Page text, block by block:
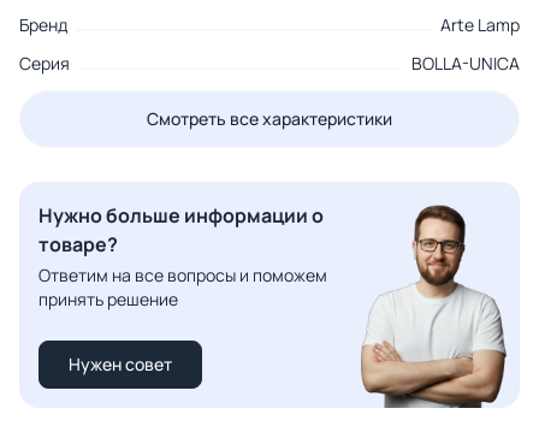
Бренд
Arte Lamp
Серия
BOLLA-UNICA
Смотреть все характеристики
Нужно больше информации о
товаре?
Ответим на все вопросы и поможем
принять решение
Нужен совет